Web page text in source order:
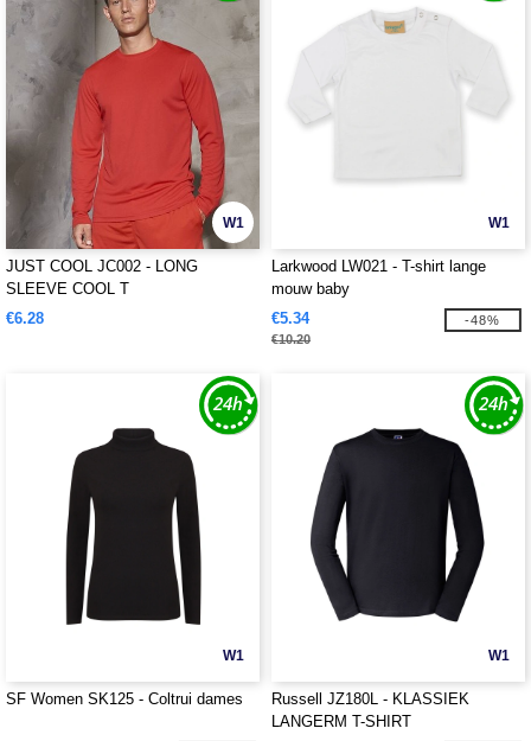
W1
JUST COOL JC002 - LONG
SLEEVE COOL T
€6.28
W1
Larkwood LW021 - T-shirt lange
mouw baby
€5.34
€10.20
-48%
W1
SF Women SK125 - Coltrui dames
W1
Russell JZ180L - KLASSIEK
LANGERM T-SHIRT